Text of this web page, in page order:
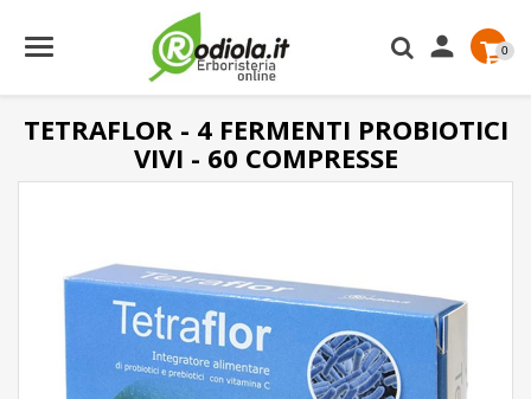
 0
TETRAFLOR - 4 FERMENTI PROBIOTICI
VIVI - 60 COMPRESSE